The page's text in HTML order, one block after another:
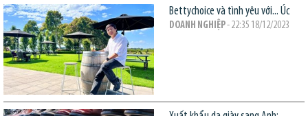
Bettychoice và tình yêu với... Úc
DOANH NGHIỆP- 22:35 18/12/2023